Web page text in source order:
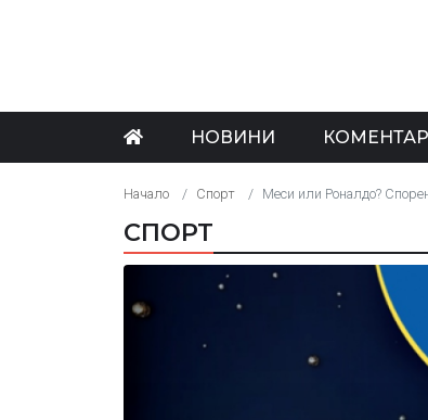
НОВИНИ КОМЕНТАР
Начало Спорт Меси или Роналдо?
СПОРТ